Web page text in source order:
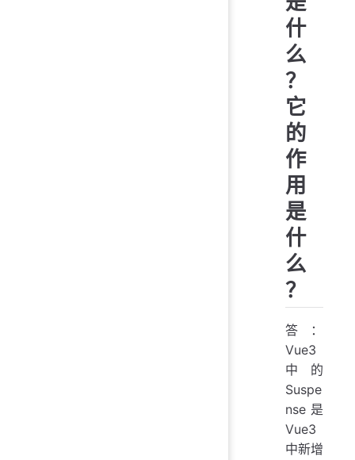
什
么
？
它
的
作
用
是
什
么
？
答：
Vue3
中的
Suspe
nse是
Vue3
中新增